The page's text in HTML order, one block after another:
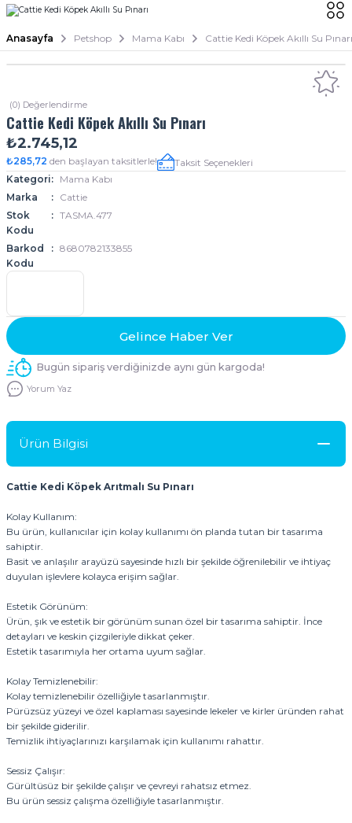
Anasayfa Petshop Mama Kabı Cattie Kedi Köpek Akıllı Su Pınarı
(0) Değerlendirme
Cattie Kedi Köpek Akıllı Su Pınarı
₺2.745,12
₺285,72 den başlayan taksitlerle!
Taksit Seçenekleri
Kategori
Mama Kabı
Marka
Cattie
Stok
Kodu
TASMA.477
Barkod
Kodu
8680782133855
Gelince Haber Ver
Bugün sipariş verdiğinizde aynı gün kargoda!
Yorum Yaz
Ürün Bilgisi
Cattie Kedi Köpek Arıtmalı Su Pınarı
Kolay Kullanım:
Bu ürün, kullanıcılar için kolay kullanımı ön planda tutan bir tasarıma
sahiptir.
Basit ve anlaşılır arayüzü sayesinde hızlı bir şekilde öğrenilebilir ve ihtiyaç
duyulan işlevlere kolayca erişim sağlar.
Estetik Görünüm:
Ürün, şık ve estetik bir görünüm sunan özel bir tasarıma sahiptir. İnce
detayları ve keskin çizgileriyle dikkat çeker.
Estetik tasarımıyla her ortama uyum sağlar.
Kolay Temizlenebilir:
Kolay temizlenebilir özelliğiyle tasarlanmıştır.
Pürüzsüz yüzeyi ve özel kaplaması sayesinde lekeler ve kirler üründen rahat
bir şekilde giderilir.
Temizlik ihtiyaçlarınızı karşılamak için kullanımı rahattır.
Sessiz Çalışır:
Gürültüsüz bir şekilde çalışır ve çevreyi rahatsız etmez.
Bu ürün sessiz çalışma özelliğiyle tasarlanmıştır.